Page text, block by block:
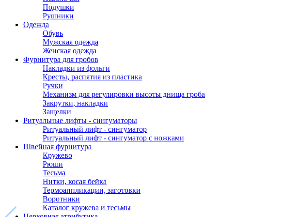
Подушки
Рушники
Одежда
Обувь
Мужская одежда
Женская одежда
Фурнитура для гробов
Накладки из фольги
Кресты, распятия из пластика
Ручки
Механизм для регулировки высоты днища гроба
Закрутки, накладки
Защелки
Ритуальные лифты - сингуматоры
Ритуальный лифт - сингуматор
Ритуальный лифт - сингуматор с ножками
Швейная фурнитура
Кружево
Рюши
Тесьма
Нитки, косая бейка
Термоаппликации, заготовки
Воротники
Каталог кружева и тесьмы